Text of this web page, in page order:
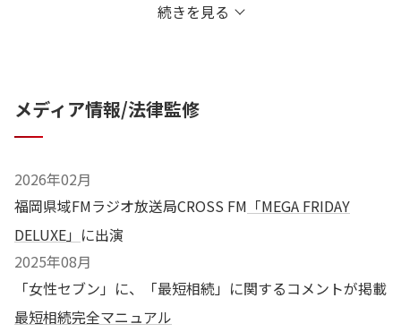
刑事事件全般
窃盗事件
特殊詐欺（いわゆるオレオレ詐欺）事件
痴漢・盗撮事件
否認・無罪主張事件対応
犯罪被害者側対応
少年事件
続きを見る
メディア情報/法律監修
2026年02月
福岡県域FMラジオ放送局CROSS FM 「MEGA FRIDAY
DELUXE」 に出演
2025年08月
「女性セブン」に、「最短相続」に関するコメントが掲載
最短相続完全マニュアル